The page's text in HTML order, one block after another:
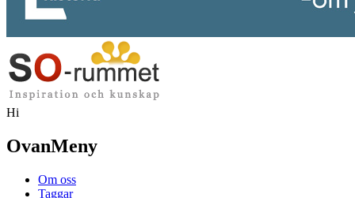
Hi
OvanMeny
Om oss
Taggar